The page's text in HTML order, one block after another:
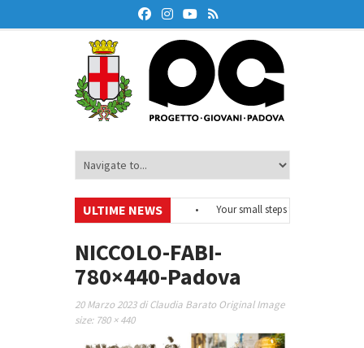
ULTIME NEWS
#EurodeskOnAir – Ciclo di webinar
Your small steps towards
di educazione finanziaria
• Oxford Debate Lab – Borse di studio 2026/27
NICCOLO-FABI-
780×440-Padova
20 Marzo 2023 diClaudia Barato Original Image
size: 780 × 440